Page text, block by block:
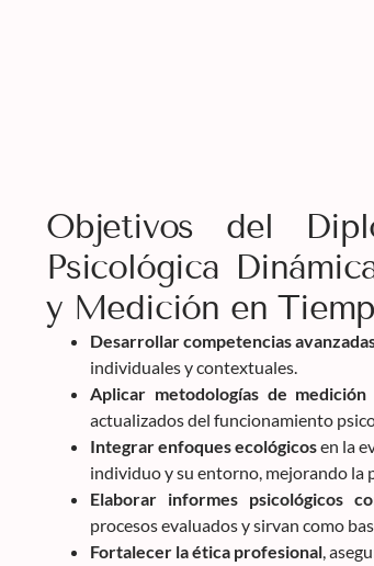
Objetivos del
Psicológica
y Medición en
Desarrollar competencias
individuales y contextuales.
Aplicar metodologías de
actualizados del funcionamiento
Integrar enfoques ecológicosen la
individuo y su entorno, mejorando la
Elaborar informes psicológicos
procesos evaluados y sirvan como
Fortalecer la ética profesional,